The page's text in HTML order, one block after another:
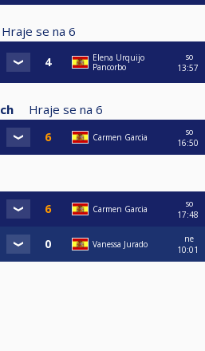
Hraje se na 6
Elena Urquijo
Pancorbo
so
13:57
Hraje se na 6
Carmen Garcia
so
16:50
Carmen Garcia
so
17:48
Vanessa Jurado
ne
10:01